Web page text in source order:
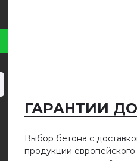
ГАРАНТИИ
Выбор бетона с
продукции